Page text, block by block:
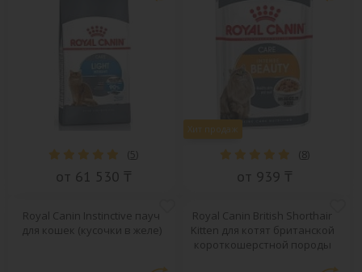
(5)
от 61 530 ₸
Хит продаж
(8)
от 939 ₸
Royal Canin Instinctive пауч
для кошек (кусочки в желе)
Royal Canin British Shorthair
Kitten для котят британской
короткошерстной породы